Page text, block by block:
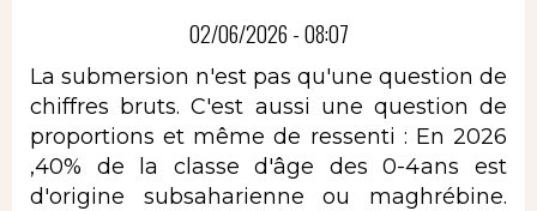
02/06/2026 - 08:07
La submersion n'est pas qu'une question de
chiffres bruts. C'est aussi une question de
proportions et même de ressenti : En 2026
,40% de la classe d'âge des 0-4ans est
d'origine subsaharienne ou maghrébine.